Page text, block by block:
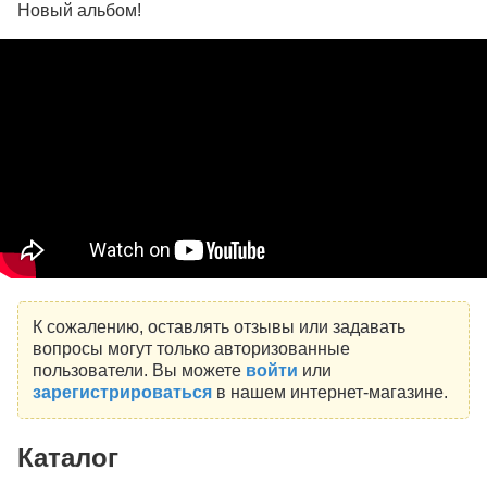
Новый альбом!
К сожалению, оставлять отзывы или задавать
вопросы могут только авторизованные
пользователи. Вы можете войти или
зарегистрироватьсяв нашем интернет-магазине.
Каталог